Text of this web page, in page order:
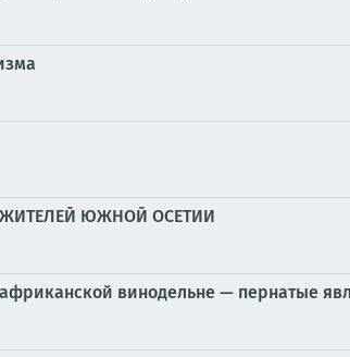
ЖИТЕЛЕЙ ЮЖНОЙ ОСЕТИИ
винодельне — пернатые